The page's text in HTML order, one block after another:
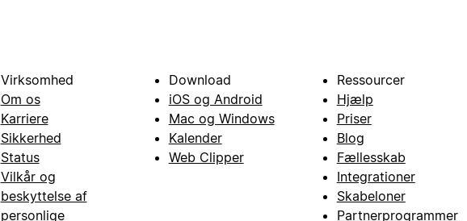
Virksomhed
Om os
Karriere
Sikkerhed
Status
Vilkår og
beskyttelse af
personlige
Download
iOS og Android
Mac og Windows
Kalender
Web Clipper
Ressourcer
Hjælp
Priser
Blog
Fællesskab
Integrationer
Skabeloner
Partnerprogrammer